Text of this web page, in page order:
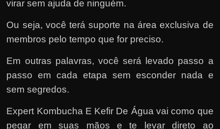
virar sem ajuda de ninguém.
Ou seja, você terá suporte na área exclusiva de
membros pelo tempo que for preciso.
Em outras palavras, você será levado passo a
passo em cada etapa sem esconder nada e
sem segredos.
Expert Kombucha E Kefir De Água vai como que
pegar em suas mãos e te levar direto ao